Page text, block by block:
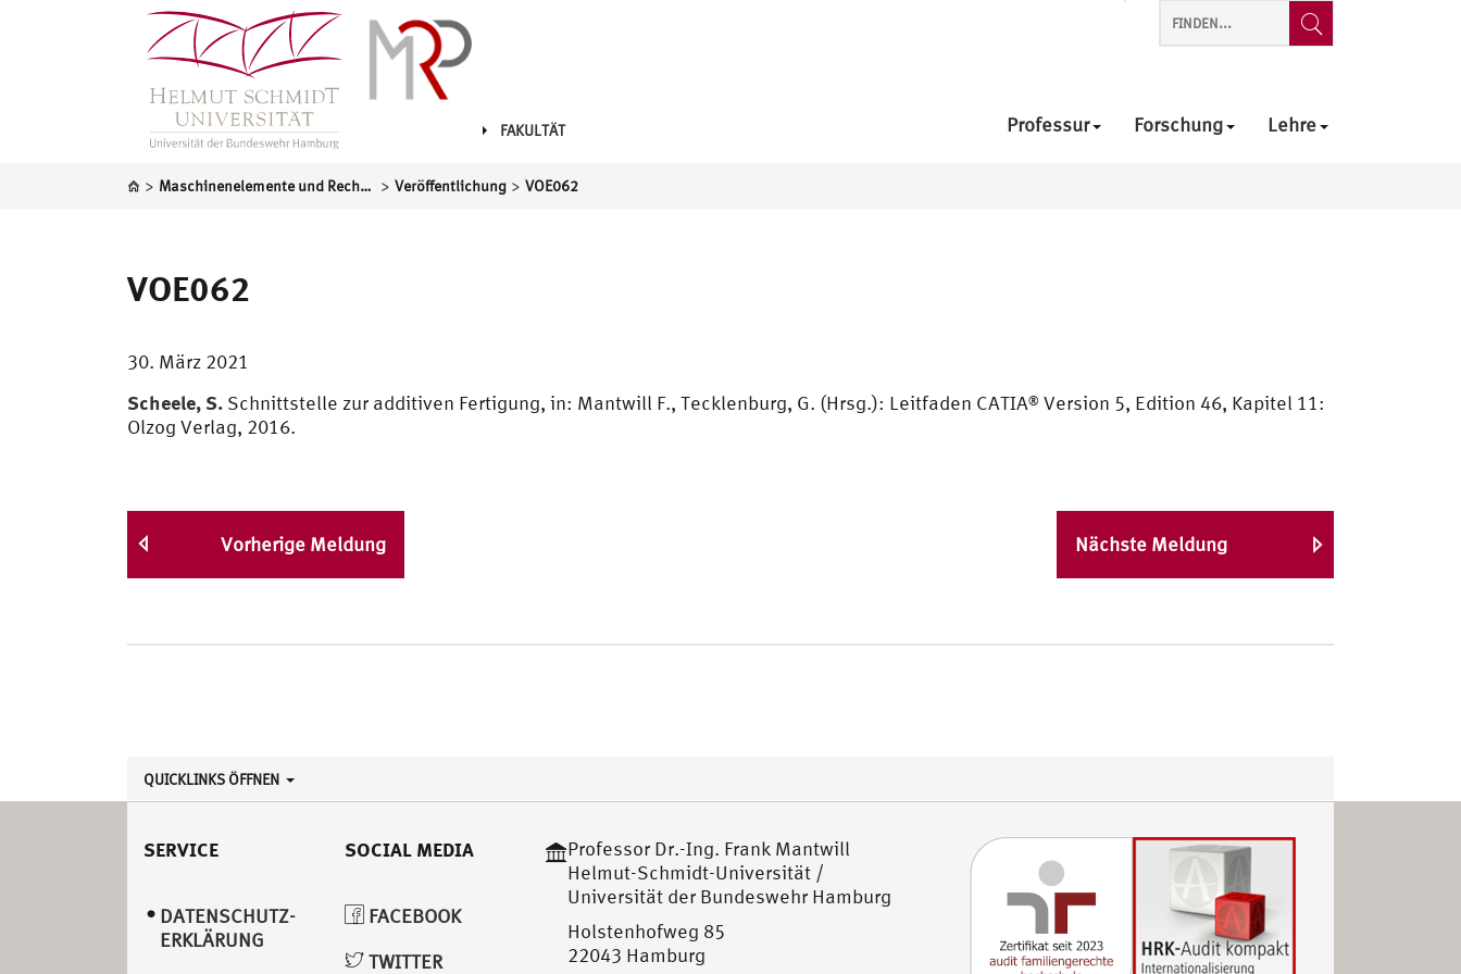
FAKULTÄT Professur Forschung Lehre
> Maschinenelemente und Rechnergestützte Produktentwicklung > Veröffentlichung > VOE062
VOE062
30. März 2021
Scheele, S. Schnittstelle zur additiven Fertigung, in: Mantwill F., Tecklenburg, G. (Hrsg.): Leitfaden CATIA® Version 5, Edition 46, Kapitel 11:
Olzog Verlag, 2016.
Vorherige Meldung Nächste Meldung
QUICKLINKS ÖFFNEN
SERVICE
DATENSCHUTZ­
ERKLÄRUNG
SOCIAL MEDIA
FACEBOOK
TWITTER
Professor Dr.-Ing. Frank Mantwill
Helmut-Schmidt-Universität /
Universität der Bundeswehr Hamburg
Holstenhofweg 85
22043 Hamburg